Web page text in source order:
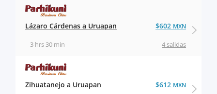
Lázaro Cárdenas a Uruapan
4 salidas
3 hrs 30 min
$602 MXN
Zihuatanejo a Uruapan $612 MXN